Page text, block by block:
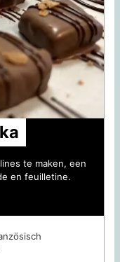
te maken, een
en feuilletine.